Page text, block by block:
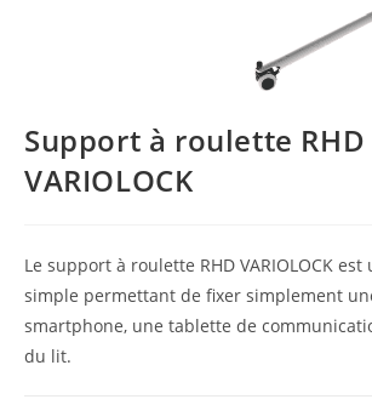
Support à roulette RHD
VARIOLOCK
Le support à roulette RHD VARIOLOCK
simple permettant de fixer simplement
smartphone, une tablette de
du lit.